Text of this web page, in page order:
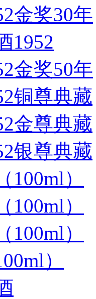
金奖30年
1952
金奖50年
铜尊典藏
金尊典藏
银尊典藏
100ml）
100ml）
100ml）
）